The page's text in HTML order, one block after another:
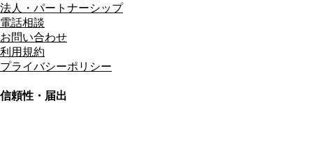
法人・パートナーシップ
電話相談
お問い合わせ
利用規約
プライバシーポリシー
信頼性・届出